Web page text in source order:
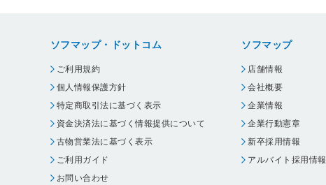
ソフマップ・ドットコム
ご利用規約
個人情報保護方針
特定商取引法に基づく表示
資金決済法に基づく情報提供について
古物営業法に基づく表示
ご利用ガイド
お問い合わせ
ソフマップ
店舗情報
会社概要
企業情報
企業行動憲章
新卒採用情報
アルバイト採用情報